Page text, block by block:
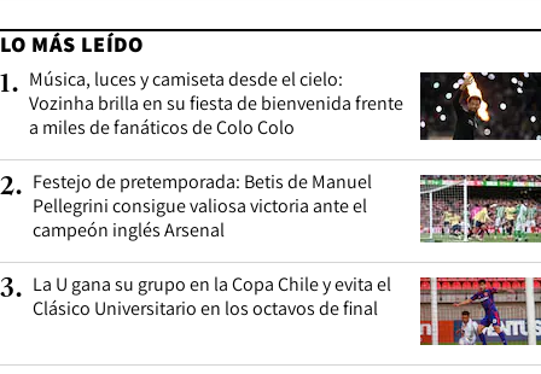
LO MÁS LEÍDO
1. Música, luces y camiseta desde el cielo:
Vozinha brilla en su fiesta de bienvenida frente
a miles de fanáticos de Colo Colo
2. Festejo de pretemporada: Betis de Manuel
Pellegrini consigue valiosa victoria ante el
campeón inglés Arsenal
3. La U gana su grupo en la Copa Chile y evita el
Clásico Universitario en los octavos de final